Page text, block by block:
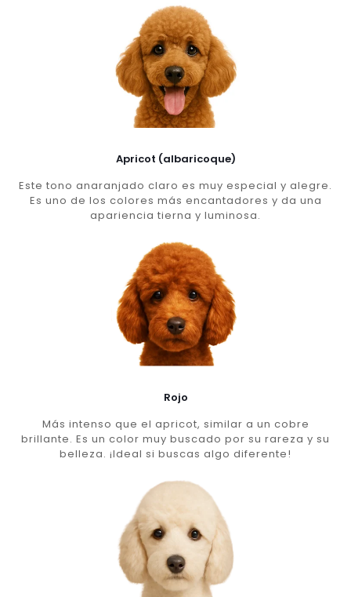
Apricot (albaricoque)
Este tono anaranjado claro es muy especial y alegre.
Es uno de los colores más encantadores y da una
apariencia tierna y luminosa.
Rojo
Más intenso que el apricot, similar a un cobre
brillante. Es un color muy buscado por su rareza y su
belleza. ¡Ideal si buscas algo diferente!